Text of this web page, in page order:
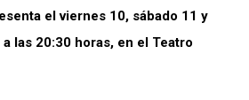
el viernes 10, sábado 11 y
las 20:30 horas, en el Teatro